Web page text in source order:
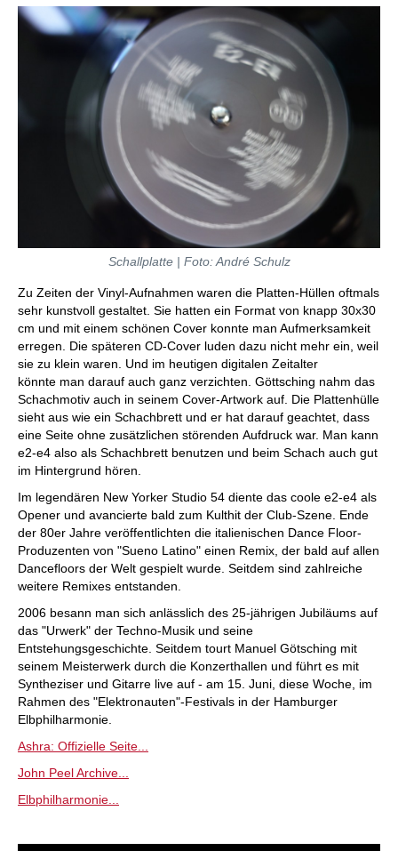
Schallplatte | Foto: André Schulz
Zu Zeiten der Vinyl-Aufnahmen waren die Platten-Hüllen oftmals
sehr kunstvoll gestaltet. Sie hatten ein Format von knapp 30x30
cm und mit einem schönen Cover konnte man Aufmerksamkeit
erregen. Die späteren CD-Cover luden dazu nicht mehr ein, weil
sie zu klein waren. Und im heutigen digitalen Zeitalter
könnte man darauf auch ganz verzichten. Göttsching nahm das
Schachmotiv auch in seinem Cover-Artwork auf. Die Plattenhülle
sieht aus wie ein Schachbrett und er hat darauf geachtet, dass
eine Seite ohne zusätzlichen störenden Aufdruck war. Man kann
e2-e4 also als Schachbrett benutzen und beim Schach auch gut
im Hintergrund hören.
Im legendären New Yorker Studio 54 diente das coole e2-e4 als
Opener und avancierte bald zum Kulthit der Club-Szene. Ende
der 80er Jahre veröffentlichten die italienischen Dance Floor-
Produzenten von "Sueno Latino" einen Remix, der bald auf allen
Dancefloors der Welt gespielt wurde. Seitdem sind zahlreiche
weitere Remixes entstanden.
2006 besann man sich anlässlich des 25-jährigen Jubiläums auf
das "Urwerk" der Techno-Musik und seine
Entstehungsgeschichte. Seitdem tourt Manuel Götsching mit
seinem Meisterwerk durch die Konzerthallen und führt es mit
Syntheziser und Gitarre live auf - am 15. Juni, diese Woche, im
Rahmen des "Elektronauten"-Festivals in der Hamburger
Elbphilharmonie.
Ashra: Offizielle Seite...
John Peel Archive...
Elbphilharmonie...